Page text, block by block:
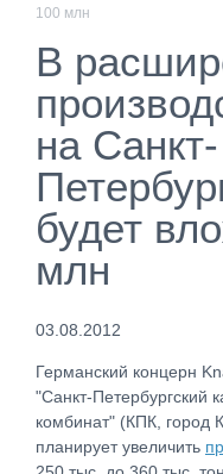
100 млн
В
на Санкт-
будет
млн
03.08.2012
Германский концерн
"Санкт-Петербургский
комбинат" (КПК, город
планирует увеличить